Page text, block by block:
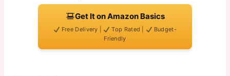
Get It on Amazon Basics
Free Delivery | Top Rated |
Budget-
Friendly